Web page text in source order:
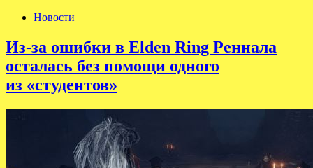
Новости
Из-за ошибки в Elden Ring Реннала
осталась без помощи одного
из «студентов»